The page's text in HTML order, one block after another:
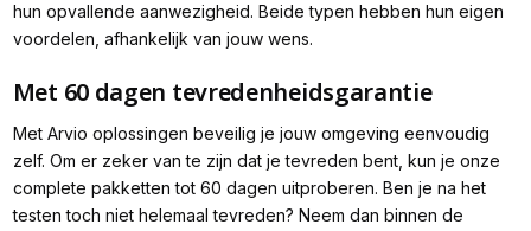
hun opvallende aanwezigheid. Beide typen hebben hun eigen
voordelen, afhankelijk van jouw wens.
Met 60 dagen tevredenheidsgarantie
Met Arvio oplossingen beveilig je jouw omgeving eenvoudig
zelf. Om er zeker van te zijn dat je tevreden bent, kun je onze
complete pakketten tot 60 dagen uitproberen. Ben je na het
testen toch niet helemaal tevreden? Neem dan binnen de